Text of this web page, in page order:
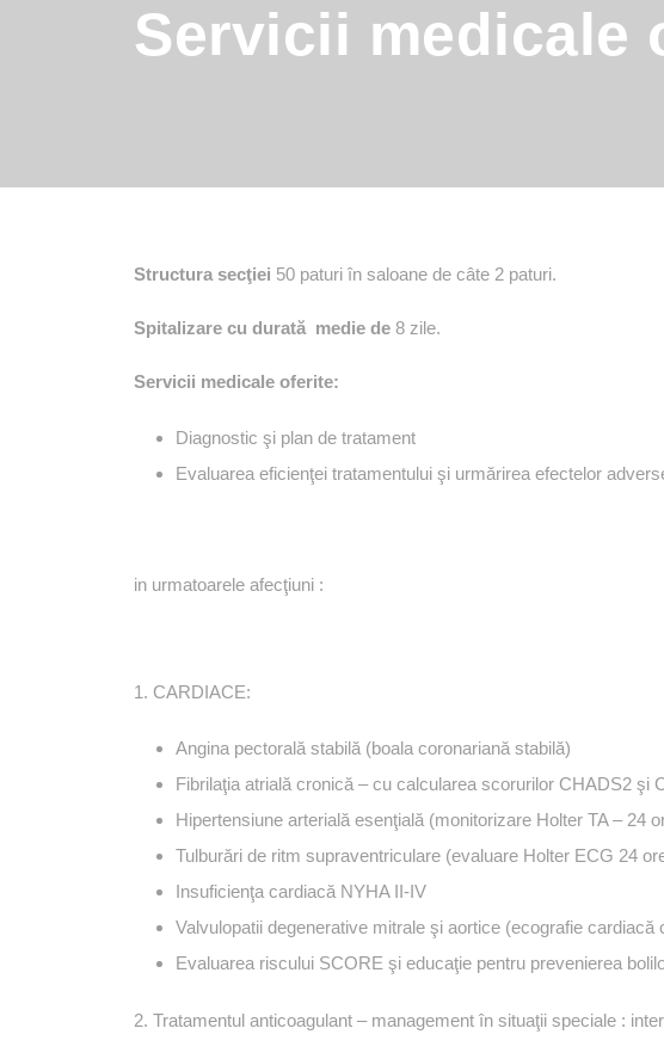
Servicii medicale
Structura secţiei 50 paturi în saloane de câte 2 paturi.
Spitalizare cu durată medie de 8 zile.
Servicii medicale oferite:
Diagnostic şi plan de tratament
Evaluarea eficienţei tratamentului şi urmărirea efectelor
in urmatoarele afecţiuni :
1. CARDIACE:
Angina pectorală stabilă (boala coronariană stabilă)
Fibrilaţia atrială cronică – cu calcularea scorurilor CHADS2 şi
Hipertensiune arterială esenţială (monitorizare Holter TA – 24
Tulburări de ritm supraventriculare (evaluare Holter ECG 24
Insuficienţa cardiacă NYHA II-IV
Valvulopatii degenerative mitrale şi aortice (ecografie cardiacă
Evaluarea riscului SCORE şi educaţie pentru prevenierea
2. Tratamentul anticoagulant – management în situaţii speciale :